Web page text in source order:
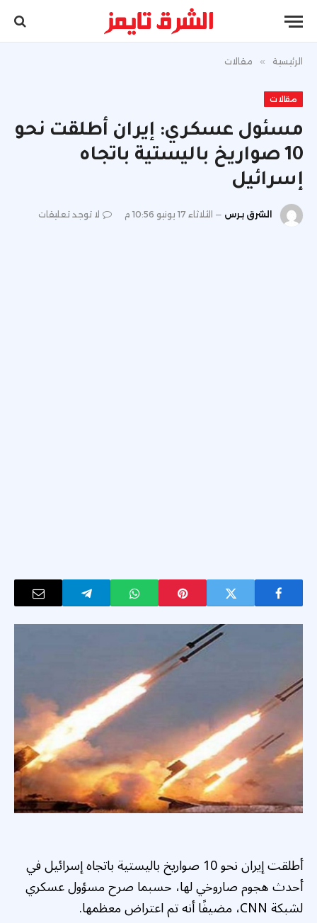
الرئيسية » مقالات
مقالات
مسئول عسكري: إيران أطلقت نحو
10 صواريخ باليستية باتجاه
إسرائيل
الشرق برس الثلاثاء 17 يونيو 10:56 م لا توجد تعليقات
أطلقت إيران نحو 10 صواريخ باليستية باتجاه إسرائيل في
أحدث هجوم صاروخي لها، حسبما صرح مسؤول عسكري
لشبكة CNN، مضيفًا أنه تم اعتراض معظمها.